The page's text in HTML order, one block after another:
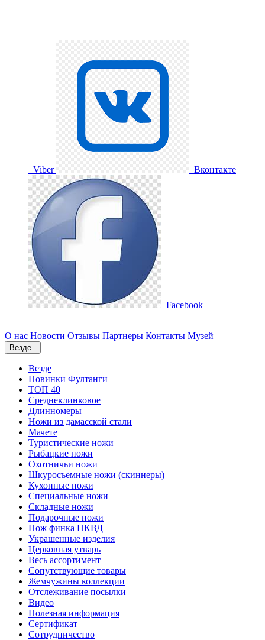
Viber Вконтакте
Facebook
О нас Новости Отзывы Партнеры Контакты Музей
Везде
Везде
Новинки Фултанги
ТОП 40
Среднеклинковое
Длинномеры
Ножи из дамасской стали
Мачете
Туристические ножи
Рыбацкие ножи
Охотничьи ножи
Шкуросъемные ножи (скиннеры)
Кухонные ножи
Специальные ножи
Складные ножи
Подарочные ножи
Нож финка НКВД
Украшенные изделия
Церковная утварь
Весь ассортимент
Сопутствующие товары
Жемчужины коллекции
Отслеживание посылки
Видео
Полезная информация
Сертификат
Сотрудничество